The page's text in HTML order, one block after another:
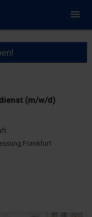
(m/w/d)
Frankfurt